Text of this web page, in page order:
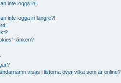
inte logga in!
inte logga in längre?!
länken?
visas i listorna över vilka som är online?